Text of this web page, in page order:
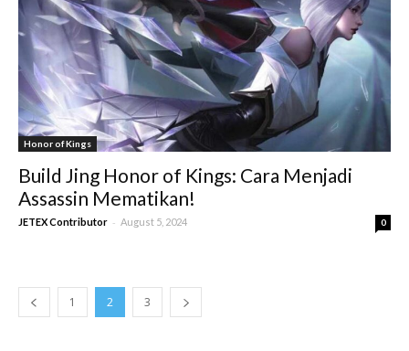
Honor of Kings
Build Jing Honor of Kings: Cara Menjadi
Assassin Mematikan!
JETEX Contributor - August 5, 2024 0
1 2 3